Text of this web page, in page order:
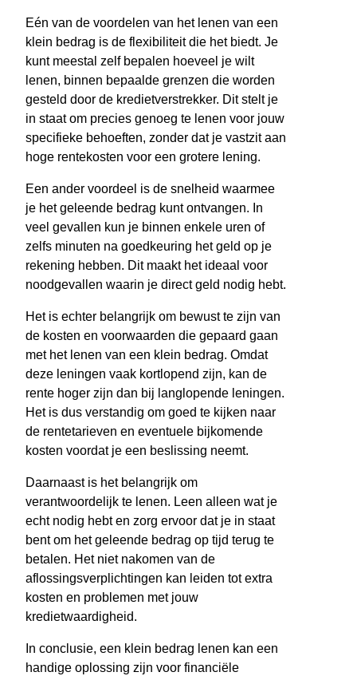
Eén van de voordelen van het lenen van een
klein bedrag is de flexibiliteit die het biedt. Je
kunt meestal zelf bepalen hoeveel je wilt
lenen, binnen bepaalde grenzen die worden
gesteld door de kredietverstrekker. Dit stelt je
in staat om precies genoeg te lenen voor jouw
specifieke behoeften, zonder dat je vastzit aan
hoge rentekosten voor een grotere lening.
Een ander voordeel is de snelheid waarmee
je het geleende bedrag kunt ontvangen. In
veel gevallen kun je binnen enkele uren of
zelfs minuten na goedkeuring het geld op je
rekening hebben. Dit maakt het ideaal voor
noodgevallen waarin je direct geld nodig hebt.
Het is echter belangrijk om bewust te zijn van
de kosten en voorwaarden die gepaard gaan
met het lenen van een klein bedrag. Omdat
deze leningen vaak kortlopend zijn, kan de
rente hoger zijn dan bij langlopende leningen.
Het is dus verstandig om goed te kijken naar
de rentetarieven en eventuele bijkomende
kosten voordat je een beslissing neemt.
Daarnaast is het belangrijk om
verantwoordelijk te lenen. Leen alleen wat je
echt nodig hebt en zorg ervoor dat je in staat
bent om het geleende bedrag op tijd terug te
betalen. Het niet nakomen van de
aflossingsverplichtingen kan leiden tot extra
kosten en problemen met jouw
kredietwaardigheid.
In conclusie, een klein bedrag lenen kan een
handige oplossing zijn voor financiële